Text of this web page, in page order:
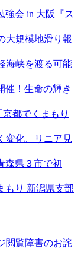
強会 in 大阪『ス
大規模地滑り報
海峡を渡る可能
催！生命の輝き
京都でくまもり
変化、リニア見
森県３市で初
もり 新潟県支部
閲覧障害のお詫